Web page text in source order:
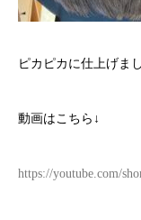
ピカピカに仕上げま
動画はこちら↓
https://youtube.com/